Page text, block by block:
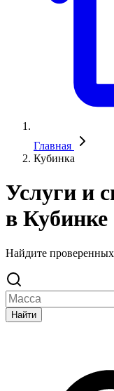
Главная
Кубинка
Услуги и
в Кубинке
Найдите
Найти